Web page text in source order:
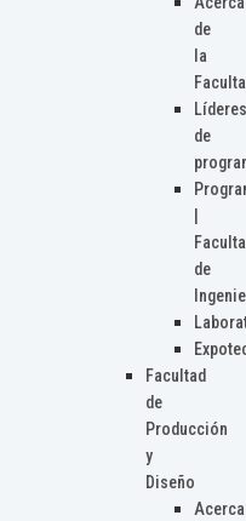
de
la
Líderes
de
de
Facultad
de
Producción
y
Diseño
Acerca